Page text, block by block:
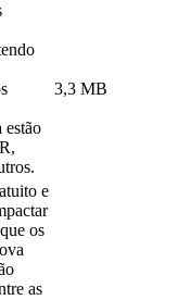
estão
3,3 MB
e
os
as